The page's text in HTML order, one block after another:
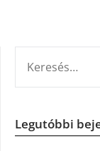
Legutóbbi